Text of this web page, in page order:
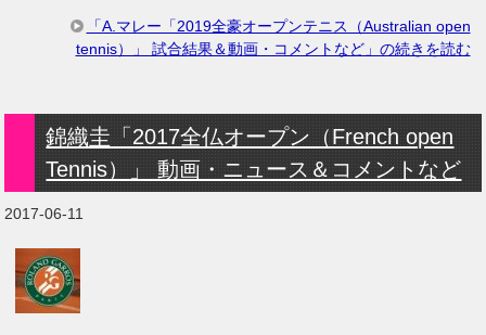
「A.マレー「2019全豪オープンテニス（Australian open
tennis）」 試合結果＆動画・コメントなど」の続きを読む
錦織圭「2017全仏オープン（French open
Tennis）」 動画・ニュース＆コメントなど
2017-06-11